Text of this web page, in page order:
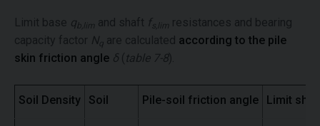
Limit base qb,lim and shaft fs,lim resistances and bearing
capacity factor Nq are calculated according to the pile
skin friction angle δ ( table 7-8).
Soil Density Soil Pile-soil friction angle Limit